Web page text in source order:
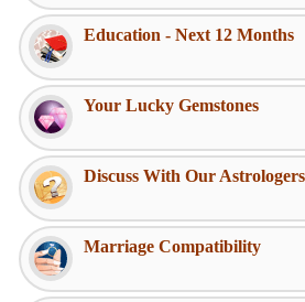
Education - Next 12 Months
Your Lucky Gemstones
Discuss With Our Astrologers
Marriage Compatibility